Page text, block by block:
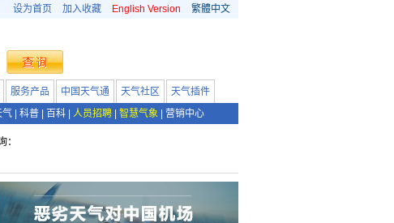
设为首页 加入收藏 English Version 繁體中文
服务产品 中国天气通 天气社区
天气插件
气 科普 百科 人员招聘 智慧气象 营销中心
：